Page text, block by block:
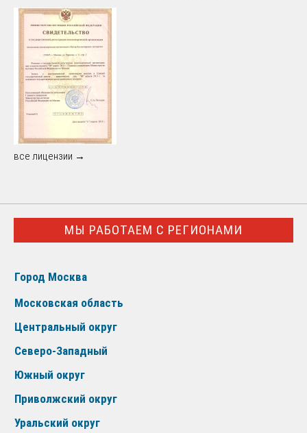
все лицензии →
МЫ РАБОТАЕМ С РЕГИОНАМИ
Город Москва
Московская область
Центральный округ
Северо-Западный
Южный округ
Приволжский округ
Уральский округ